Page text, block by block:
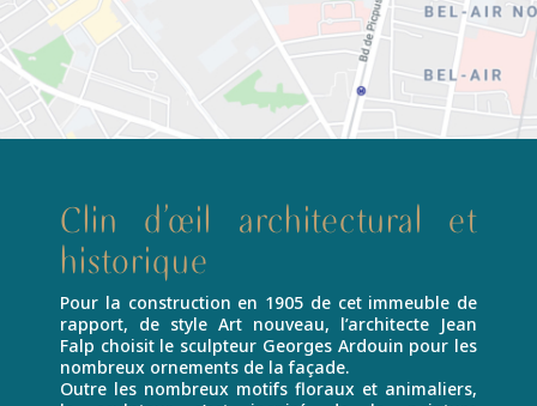
Clin d’œil architectural et
historique
Pour la construction en 1905 de cet immeuble de
rapport, de style Art nouveau, l’architecte Jean
Falp choisit le sculpteur Georges Ardouin pour les
nombreux ornements de la façade.
Outre les nombreux motifs floraux et animaliers,